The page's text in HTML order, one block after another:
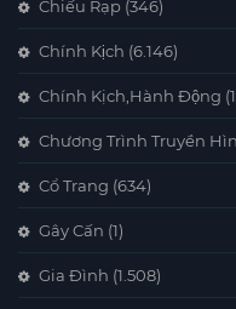
Chiếu Rạp (346)
Chính Kịch (6.146)
Chính Kịch,Hành Động
Chương Trình Truyền
Cổ Trang (634)
Gây Cấn (1)
Gia Đình (1.508)